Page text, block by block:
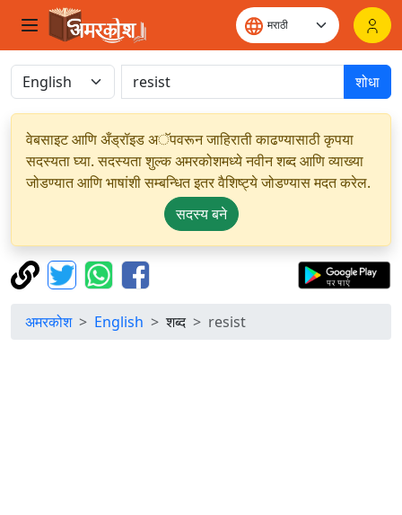
शोधा
वेबसाइट आणि अँड्रॉइड अॅपवरून जाहिराती काढण्यासाठी कृपया
सदस्यता घ्या. सदस्यता शुल्क अमरकोशमध्ये नवीन शब्द आणि व्याख्या
जोडण्यात आणि भाषांशी सम्बन्धित इतर वैशिष्ट्ये जोडण्यास मदत करेल.
सदस्य बने
अमरकोश English शब्द resist